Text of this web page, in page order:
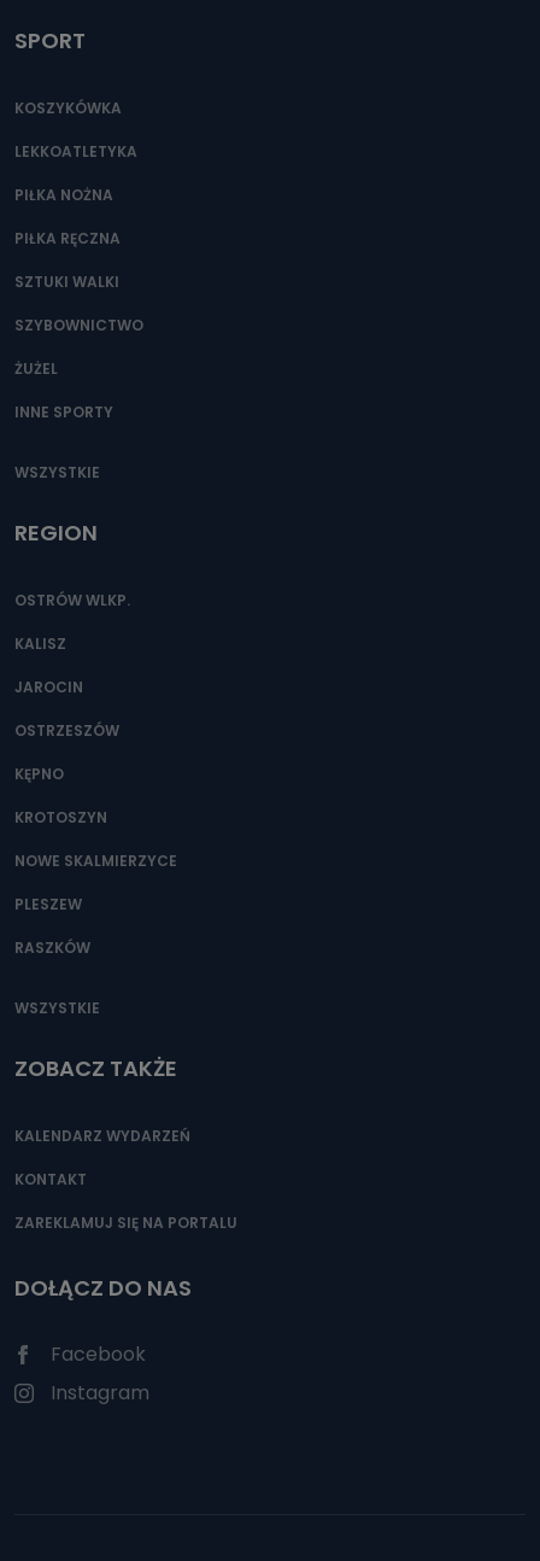
SPORT
KOSZYKÓWKA
LEKKOATLETYKA
PIŁKA NOŻNA
PIŁKA RĘCZNA
SZTUKI WALKI
SZYBOWNICTWO
ŻUŻEL
INNE SPORTY
WSZYSTKIE
REGION
OSTRÓW WLKP.
KALISZ
JAROCIN
OSTRZESZÓW
KĘPNO
KROTOSZYN
NOWE SKALMIERZYCE
PLESZEW
RASZKÓW
WSZYSTKIE
ZOBACZ TAKŻE
KALENDARZ WYDARZEŃ
KONTAKT
ZAREKLAMUJ SIĘ NA PORTALU
DOŁĄCZ DO NAS
Facebook
Instagram